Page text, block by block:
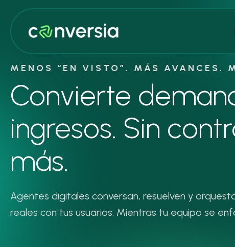
MENOS “EN VISTO”. MÁS AVANCES.
Convierte
ingresos. Sin
más.
Agentes digitales conversan, resuelven y
reales con tus usuarios. Mientras tu equipo se